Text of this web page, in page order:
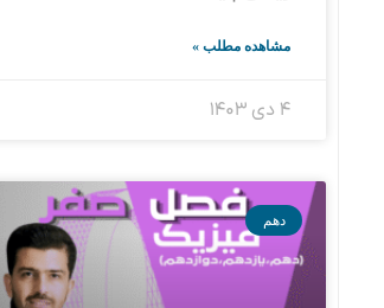
مشاهده مطلب »
۴ دی ۱۴۰۳
دهم